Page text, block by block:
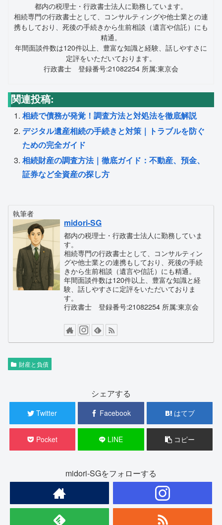
都内の税理士・行政書士法人に勤務しています。
相続専門の行政書士として、コンサルティングや他士業との連
携もしており、死後の手続きから生前相談（遺言や信託）にも
精通。
年間面談件数は120件以上、豊富な知識と経験、話しやすさに
定評をいただいております。
行政書士 登録番号:21082254 所属:東京会
関連投稿:
相続で債務が発覚！調査方法と対処法を徹底解説
デジタル遺産相続の手続きと対策｜トラブルを防ぐ
ための完全ガイド
相続財産の調査方法｜徹底ガイド：不動産、預金、
証券など全資産の探し方
執筆者
midori-SG
都内の税理士・行政書士法人に勤務していま
す。
相続専門の行政書士として、コンサルティン
グや他士業との連携もしており、死後の手続
きから生前相談（遺言や信託）にも精通。
年間面談件数は120件以上、豊富な知識と経
験、話しやすさに定評をいただいておりま
す。
行政書士 登録番号:21082254 所属:東京会
財産と負債
シェアする
Twitter Facebook はてブ
Pocket LINE コピー
midori-SGをフォローする